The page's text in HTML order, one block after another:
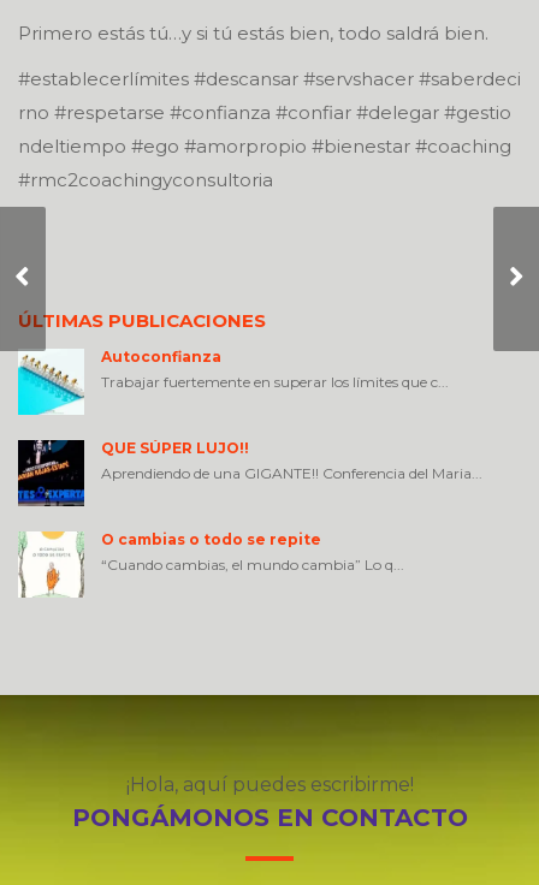
Primero estás tú…y si tú estás bien, todo saldrá bien.
#establecerlímites #descansar #servshacer #saberdeci
rno #respetarse #confianza #confiar #delegar #gestio
ndeltiempo #ego #amorpropio #bienestar #coaching
#rmc2coachingyconsultoria
ÚLTIMAS PUBLICACIONES
Autoconfianza
Trabajar fuertemente en superar los límites que c...
QUE SÚPER LUJO!!
Aprendiendo de una GIGANTE!! Conferencia del Maria...
O cambias o todo se repite
“Cuando cambias, el mundo cambia” Lo q...
¡Hola, aquí puedes escribirme!
PONGÁMONOS EN CONTACTO